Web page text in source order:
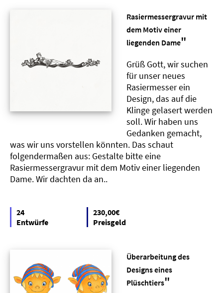
Rasiermessergravur mit
dem Motiv einer
liegenden Dame"
Grüß Gott, wir suchen
für unser neues
Rasiermesser ein
Design, das auf die
Klinge gelasert werden
soll. Wir haben uns
Gedanken gemacht,
was wir uns vorstellen könnten. Das schaut
folgendermaßen aus: Gestalte bitte eine
Rasiermessergravur mit dem Motiv einer liegenden
Dame. Wir dachten da an..
24
Entwürfe
230,00€
Preisgeld
Überarbeitung des
Designs eines
Plüschtiers"